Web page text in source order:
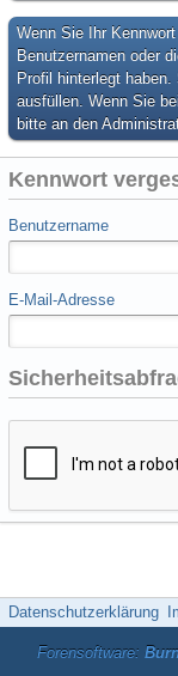
Wenn Sie Ihr
Benutzernamen oder
Profil hinterlegt
ausfüllen. Wenn Sie
bitte an den
Kennwort
Benutzername
E-Mail-Adresse
Datenschutzerklärung
Forensoftware: